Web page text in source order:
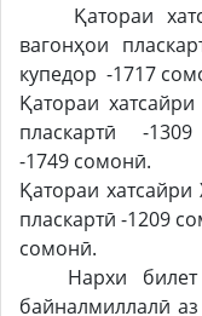
Қатораи
вагонҳои
купедор -1717
Қатораи
пласкартӣ -
-1749 сомонӣ.
Қатораи
пласкартӣ -1209
сомонӣ.
Нархи билет
байналмиллалӣ